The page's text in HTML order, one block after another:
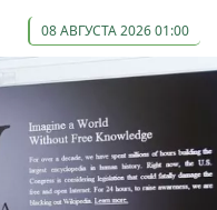
08 АВГУСТА 2026 01:00